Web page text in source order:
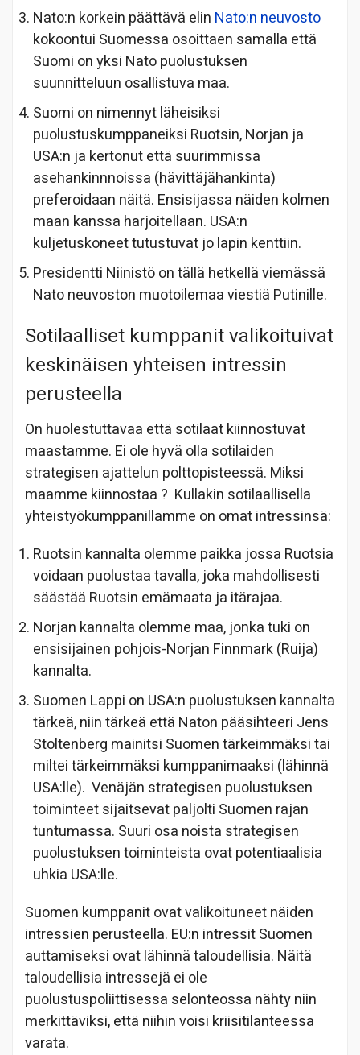
Nato:n korkein päättävä elin Nato:n neuvosto
kokoontui Suomessa osoittaen samalla että
Suomi on yksi Nato puolustuksen
suunnitteluun osallistuva maa.
Suomi on nimennyt läheisiksi
puolustuskumppaneiksi Ruotsin, Norjan ja
USA:n ja kertonut että suurimmissa
asehankinnnoissa (hävittäjähankinta)
preferoidaan näitä. Ensisijassa näiden kolmen
maan kanssa harjoitellaan. USA:n
kuljetuskoneet tutustuvat jo lapin kenttiin.
Presidentti Niinistö on tällä hetkellä viemässä
Nato neuvoston muotoilemaa viestiä Putinille.
Sotilaalliset kumppanit valikoituivat
keskinäisen yhteisen intressin
perusteella
On huolestuttavaa että sotilaat kiinnostuvat
maastamme. Ei ole hyvä olla sotilaiden
strategisen ajattelun polttopisteessä. Miksi
maamme kiinnostaa ? Kullakin sotilaallisella
yhteistyökumppanillamme on omat intressinsä:
Ruotsin kannalta olemme paikka jossa Ruotsia
voidaan puolustaa tavalla, joka mahdollisesti
säästää Ruotsin emämaata ja itärajaa.
Norjan kannalta olemme maa, jonka tuki on
ensisijainen pohjois-Norjan Finnmark (Ruija)
kannalta.
Suomen Lappi on USA:n puolustuksen kannalta
tärkeä, niin tärkeä että Naton pääsihteeri Jens
Stoltenberg mainitsi Suomen tärkeimmäksi tai
miltei tärkeimmäksi kumppanimaaksi (lähinnä
USA:lle). Venäjän strategisen puolustuksen
toiminteet sijaitsevat paljolti Suomen rajan
tuntumassa. Suuri osa noista strategisen
puolustuksen toiminteista ovat potentiaalisia
uhkia USA:lle.
Suomen kumppanit ovat valikoituneet näiden
intressien perusteella. EU:n intressit Suomen
auttamiseksi ovat lähinnä taloudellisia. Näitä
taloudellisia intressejä ei ole
puolustuspoliittisessa selonteossa nähty niin
merkittäviksi, että niihin voisi kriisitilanteessa
varata.